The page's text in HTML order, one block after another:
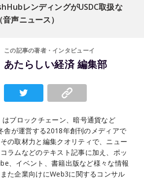
レンディングがUSDC取扱な
音声ニュース）
この記事の著者・インタビューイ
あたらしい経済 編集部
はブロックチェーン、暗号通貨など
舎が運営する2018年創刊のメディアで
の取材力と編集クオリティで、ニュー
ラムなどのテキスト記事に加え、ポッ
、イベント、書籍出版など様々な情報
た企業向けにWeb3に関するコンサル